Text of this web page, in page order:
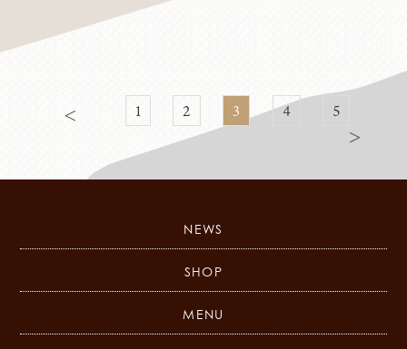
＜ 1 2 3 4
5
＞
NEWS
SHOP
MENU